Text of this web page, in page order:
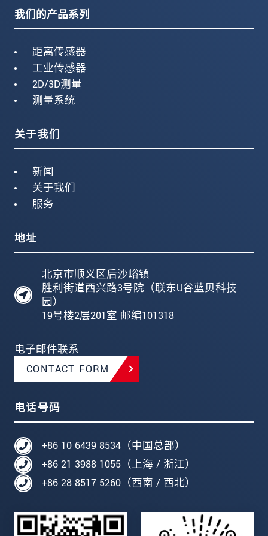
我们的产品系列
距离传感器
工业传感器
2D/3D测量
测量系统
关于我们
新闻
关于我们
服务
地址
北京市顺义区后沙峪镇
胜利街道西兴路3号院（联东U谷蓝贝科技
园）
19号楼2层201室 邮编101318
电子邮件联系
CONTACT FORM
电话号码
+86 10 6439 8534（中国总部）
+86 21 3988 1055（上海 / 浙江）
+86 28 8517 5260（西南 / 西北）